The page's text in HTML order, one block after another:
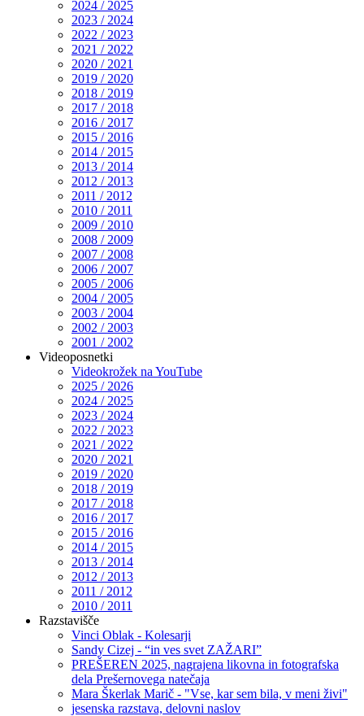
2024 / 2025
2023 / 2024
2022 / 2023
2021 / 2022
2020 / 2021
2019 / 2020
2018 / 2019
2017 / 2018
2016 / 2017
2015 / 2016
2014 / 2015
2013 / 2014
2012 / 2013
2011 / 2012
2010 / 2011
2009 / 2010
2008 / 2009
2007 / 2008
2006 / 2007
2005 / 2006
2004 / 2005
2003 / 2004
2002 / 2003
2001 / 2002
Videoposnetki
Videokrožek na YouTube
2025 / 2026
2024 / 2025
2023 / 2024
2022 / 2023
2021 / 2022
2020 / 2021
2019 / 2020
2018 / 2019
2017 / 2018
2016 / 2017
2015 / 2016
2014 / 2015
2013 / 2014
2012 / 2013
2011 / 2012
2010 / 2011
Razstavišče
Vinci Oblak - Kolesarji
Sandy Cizej - “in ves svet ZAŽARI”
PREŠEREN 2025, nagrajena likovna in fotografska
dela Prešernovega natečaja
Mara Škerlak Marič - "Vse, kar sem bila, v meni živi"
jesenska razstava, delovni naslov